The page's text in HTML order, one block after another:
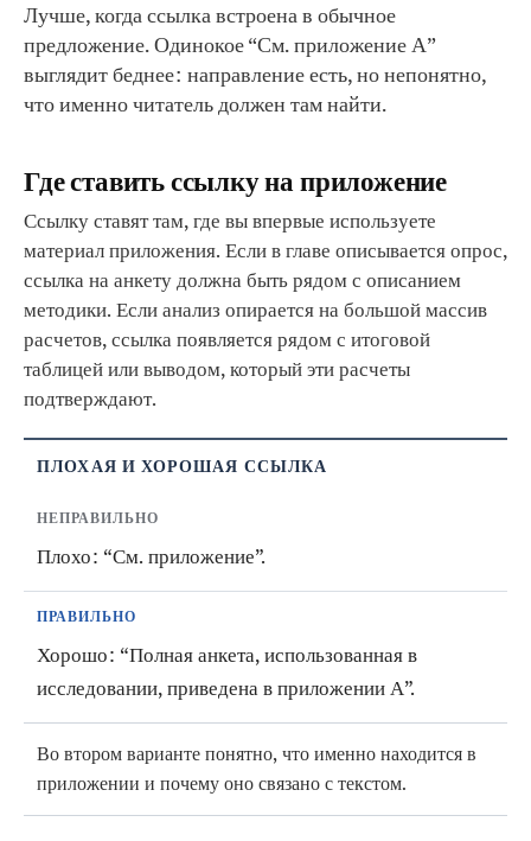
Лучше, когда ссылка встроена в обычное
предложение. Одинокое “См. приложение А”
выглядит беднее: направление есть, но непонятно,
что именно читатель должен там найти.
Где ставить ссылку на приложение
Ссылку ставят там, где вы впервые используете
материал приложения. Если в главе описывается опрос,
ссылка на анкету должна быть рядом с описанием
методики. Если анализ опирается на большой массив
расчетов, ссылка появляется рядом с итоговой
таблицей или выводом, который эти расчеты
подтверждают.
ПЛОХАЯ И ХОРОШАЯ ССЫЛКА
НЕПРАВИЛЬНО
Плохо: “См. приложение”.
ПРАВИЛЬНО
Хорошо: “Полная анкета, использованная в
исследовании, приведена в приложении А”.
Во втором варианте понятно, что именно находится в
приложении и почему оно связано с текстом.